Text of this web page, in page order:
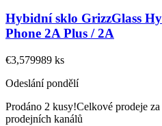
Hybidní sklo GrizzGlass
Phone 2A Plus / 2A
€3,579989 ks
Odeslání pondělí
Prodáno 2 kusy!Celkové prodeje
prodejních kanálů